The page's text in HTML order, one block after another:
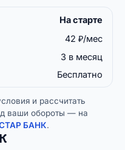
Открытие
На старте
42 ₽/мес
3 в месяц
Бесплатно
и рассчитать
ваши обороты — на
БАНК.